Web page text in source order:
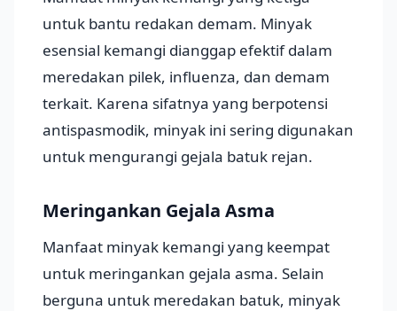
untuk bantu redakan demam. Minyak
esensial kemangi dianggap efektif dalam
meredakan pilek, influenza, dan demam
terkait. Karena sifatnya yang berpotensi
antispasmodik, minyak ini sering digunakan
untuk mengurangi gejala batuk rejan.
Meringankan Gejala Asma
Manfaat minyak kemangi yang keempat
untuk meringankan gejala asma. Selain
berguna untuk meredakan batuk, minyak